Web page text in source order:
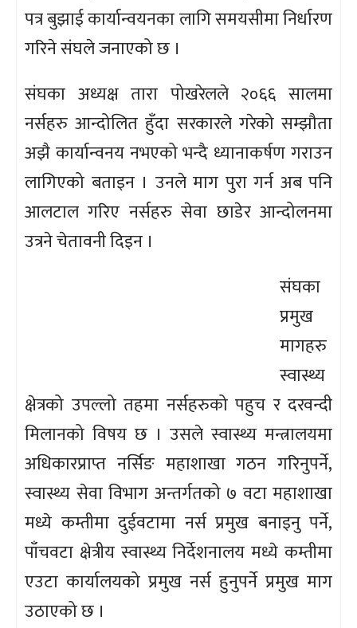
पत्र बुझाई कार्यान्वयनका लागि समयसीमा निर्धारण
गरिने संघले जनाएको छ ।
संघका अध्यक्ष तारा पोखरेलले २०६६ सालमा
नर्सहरु आन्दोलित हुँदा सरकारले गरेको सम्झौता
अझै कार्यान्वनय नभएको भन्दै ध्यानाकर्षण गराउन
लागिएको बताइन । उनले माग पुरा गर्न अब पनि
आलटाल गरिए नर्सहरु सेवा छाडेर आन्दोलनमा
उत्रने चेतावनी दिइन ।
संघका
प्रमुख
मागहरु
स्वास्थ्य
क्षेत्रको उपल्लो तहमा नर्सहरुको पहुच र दरवन्दी
मिलानको विषय छ । उसले स्वास्थ्य मन्त्रालयमा
अधिकारप्राप्त नर्सिङ महाशाखा गठन गरिनुपर्ने,
स्वास्थ्य सेवा विभाग अन्तर्गतको ७ वटा महाशाखा
मध्ये कम्तीमा दुईवटामा नर्स प्रमुख बनाइनु पर्ने,
पाँचवटा क्षेत्रीय स्वास्थ्य निर्देशनालय मध्ये कम्तीमा
एउटा कार्यालयको प्रमुख नर्स हुनुपर्ने प्रमुख माग
उठाएको छ ।